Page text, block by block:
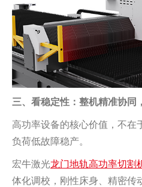
三、看稳定性：整机精准协同
高功率设备的核心价值，不在
负荷低故障稳产。
宏牛激光龙门地轨高功率切割
体化调校，刚性床身、精密传